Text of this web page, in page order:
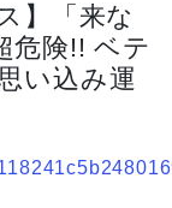
】「来な
危険!! ベテ
い込み運